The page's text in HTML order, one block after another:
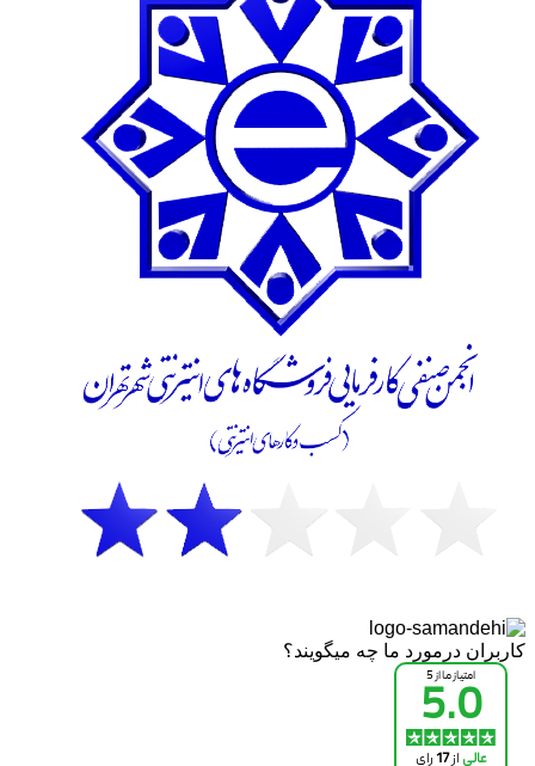
کاربران درمورد ما چه میگویند؟